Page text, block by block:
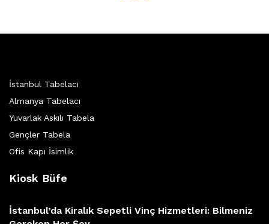
İstanbul Tabelacı
Almanya Tabelacı
Yuvarlak Askılı Tabela
Gençler Tabela
Ofis Kapı İsimlik
Kiosk Büfe
İstanbul’da Kiralık Sepetli Vinç Hizmetleri: Bilmeniz